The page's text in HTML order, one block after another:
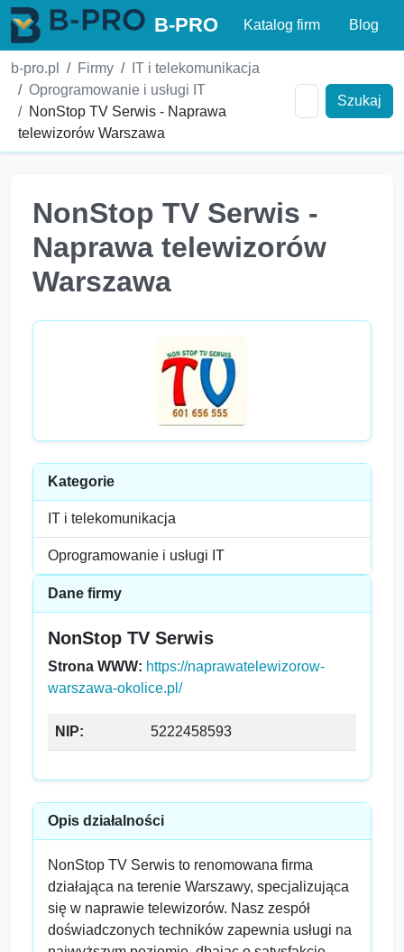
B-PRO Katalog firm Blog
b-pro.pl Firmy
IT i telekomunikacja
Oprogramowanie i usługi IT
NonStop TV Serwis - Naprawa
telewizorów Warszawa
Szukaj
NonStop TV Serwis -
Naprawa telewizorów
Warszawa
Kategorie
IT i telekomunikacja
Oprogramowanie i usługi IT
Dane firmy
NonStop TV Serwis
Strona WWW: https://naprawatelewizorow-
warszawa-okolice.pl/
NIP: 5222458593
Opis działalności
NonStop TV Serwis to renomowana firma
działająca na terenie Warszawy, specjalizująca
się w naprawie telewizorów. Nasz zespół
doświadczonych techników zapewnia usługi na